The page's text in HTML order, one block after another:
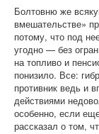
Болтовню же
вмешательстве»
потому, что под
угодно — без
на топливо и
понизило. Все:
противник ведь и
действиями
особенно, если
рассказал о том,